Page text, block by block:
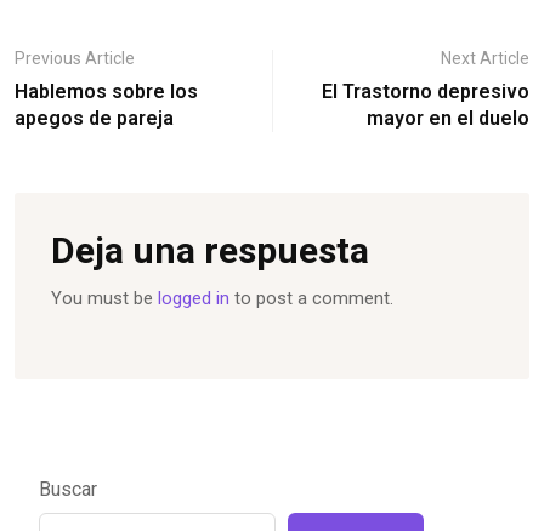
Previous Article
Hablemos sobre los
apegos de pareja
Next Article
El Trastorno depresivo
mayor en el duelo
Deja una respuesta
You must be logged in to post a comment.
Buscar